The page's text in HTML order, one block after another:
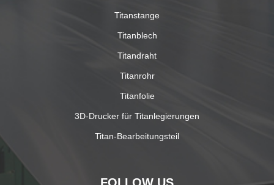
Titanstange
Titanblech
Titandraht
Titanrohr
Titanfolie
3D-Drucker für Titanlegierungen
Titan-Bearbeitungsteil